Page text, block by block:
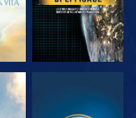
GUARDA